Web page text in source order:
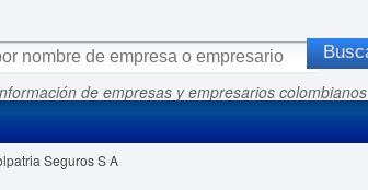
de empresas y empresarios colombianos
Seguros S A